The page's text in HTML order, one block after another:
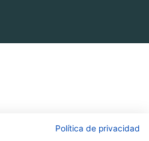
Política de privacidad